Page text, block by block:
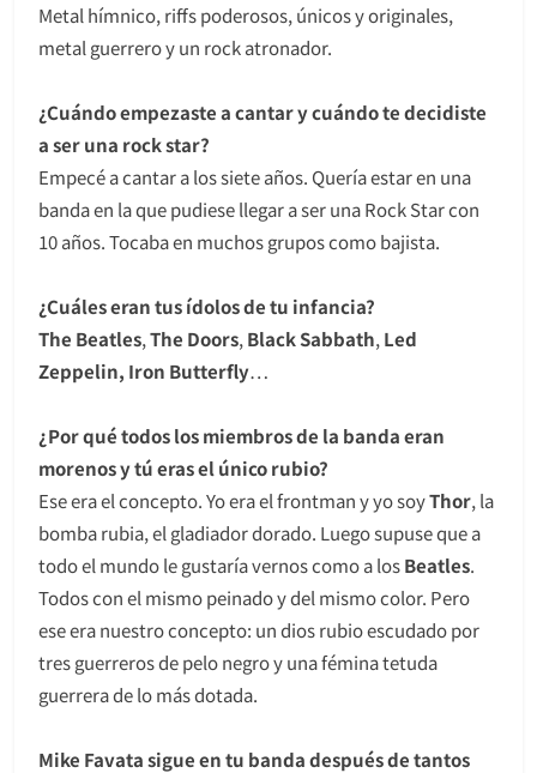
Metal hímnico, riffs poderosos, únicos y originales,
metal guerrero y un rock atronador.
¿Cuándo empezaste a cantar y cuándo te decidiste
a ser una rock star?
Empecé a cantar a los siete años. Quería estar en una
banda en la que pudiese llegar a ser una Rock Star con
10 años. Tocaba en muchos grupos como bajista.
¿Cuáles eran tus ídolos de tu infancia?
The Beatles,The Doors, Black Sabbath, Led
Zeppelin, Iron Butterfly…
¿Por qué todos los miembros de la banda eran
morenos y tú eras el único rubio?
Ese era el concepto. Yo era el frontman y yo soyThor, la
bomba rubia, el gladiador dorado. Luego supuse que a
todo el mundo le gustaría vernos como a losBeatles.
Todos con el mismo peinado y del mismo color. Pero
ese era nuestro concepto: un dios rubio escudado por
tres guerreros de pelo negro y una fémina tetuda
guerrera de lo más dotada.
Mike Favata sigue en tu banda después de tantos